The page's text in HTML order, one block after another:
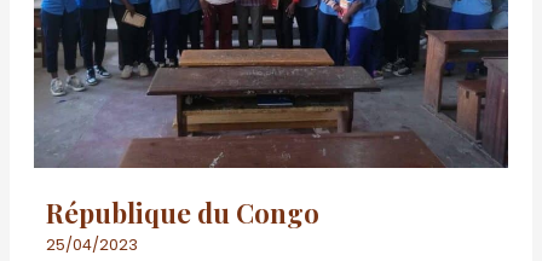
République du Congo
25/04/2023